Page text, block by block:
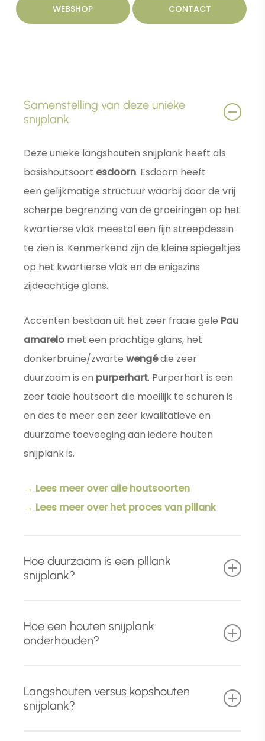
WEBSHOP CONTACT
Samenstelling van deze unieke
snijplank
Deze unieke langshouten snijplank heeft als
basishoutsoort esdoorn. Esdoorn heeft
een gelijkmatige structuur waarbij door de vrij
scherpe begrenzing van de groeiringen op het
kwartierse vlak meestal een fijn streepdessin
te zien is. Kenmerkend zijn de kleine spiegeltjes
op het kwartierse vlak en de enigszins
zijdeachtige glans.
Accenten bestaan uit het zeer fraaie gele Pau
amarelo met een prachtige glans, het
donkerbruine/zwartewengédie zeer
duurzaam is en purperhart. Purperhart is een
zeer taaie houtsoort die moeilijk te schuren is
en des te meer een zeer kwalitatieve en
duurzame toevoeging aan iedere houten
snijplank is.
→ Lees meer over alle houtsoorten
→ Lees meer over het proces van plllank
Hoe duurzaam is een plllank
snijplank?
foutvrij massief hardhout, ondergaat iedere
houten snijplank drie behandelingen die
Tijdens het schuurproces worden de
Hoe een houten snijplank
onderhouden?
houdt u uw houten snijplank in topconditie.
Langshouten versus kopshouten
snijplank?